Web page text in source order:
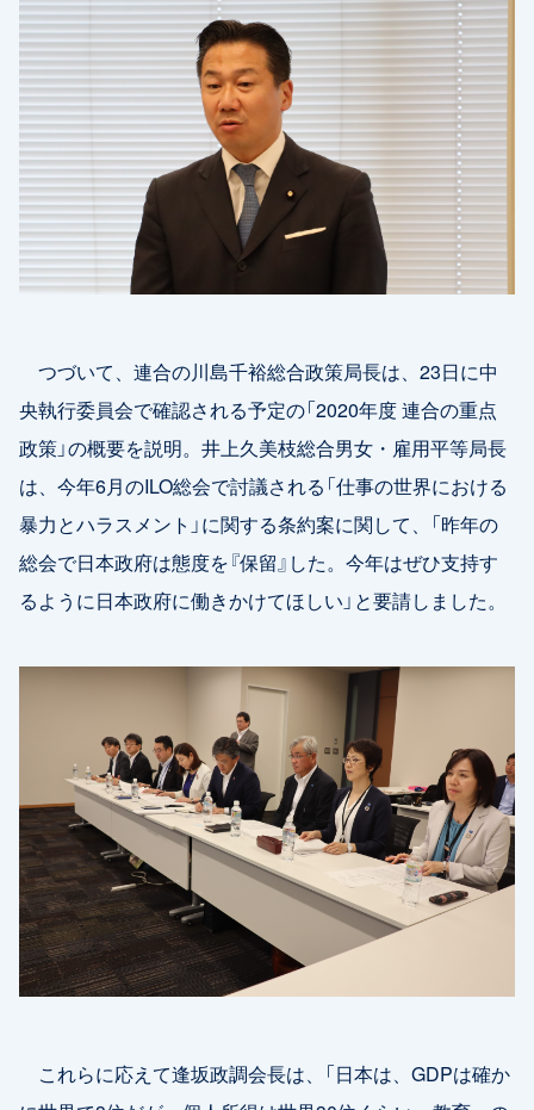
つづいて、連合の川島千裕総合政策局長は、23日に中
央執行委員会で確認される予定の「2020年度 連合の重点
政策」の概要を説明。井上久美枝総合男女・雇用平等局長
は、今年6月のILO総会で討議される「仕事の世界における
暴力とハラスメント」に関する条約案に関して、「昨年の
総会で日本政府は態度を『保留』した。今年はぜひ支持す
るように日本政府に働きかけてほしい」と要請しました。
これらに応えて逢坂政調会長は、「日本は、GDPは確か